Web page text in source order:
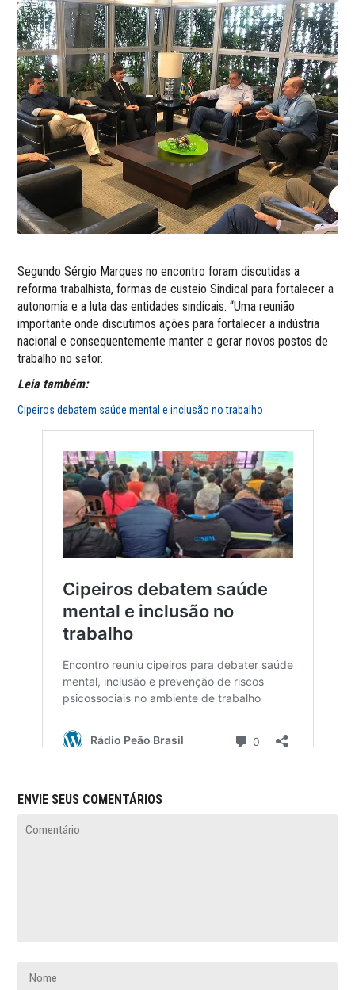
Segundo Sérgio Marques no encontro foram discutidas a
reforma trabalhista, formas de custeio Sindical para fortalecer a
autonomia e a luta das entidades sindicais. “Uma reunião
importante onde discutimos ações para fortalecer a indústria
nacional e consequentemente manter e gerar novos postos de
trabalho no setor.
Leia também:
Cipeiros debatem saúde mental e inclusão no trabalho
ENVIE SEUS COMENTÁRIOS